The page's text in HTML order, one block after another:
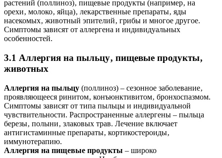
растений (поллиноз)‚ пищевые продукты (например‚ на
орехи‚ молоко‚ яйца)‚ лекарственные препараты‚ яды
насекомых‚ животный эпителий‚ грибы и многое другое.
Симптомы зависят от аллергена и индивидуальных
особенностей.
3.1 Аллергия на пыльцу‚ пищевые продукты‚
животных
Аллергия на пыльцу (поллиноз) – сезонное заболевание‚
проявляющееся ринитом‚ конъюнктивитом‚ бронхоспазмом.
Симптомы зависят от типа пыльцы и индивидуальной
чувствительности. Распространенные аллергены – пыльца
березы‚ полыни‚ злаковых трав. Лечение включает
антигистаминные препараты‚ кортикостероиды‚
иммунотерапию.
Аллергия на пищевые продукты – широко